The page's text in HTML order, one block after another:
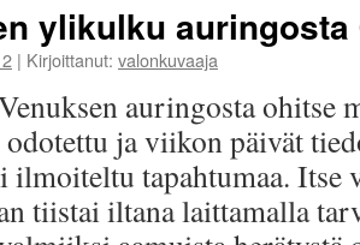
ylikulku auringosta
| Kirjoittanut: valonkuvaaja
auringosta ohitse
ja viikon päivät
ilmoiteltu tapahtumaa. Itse
tiistai iltana laittamalla